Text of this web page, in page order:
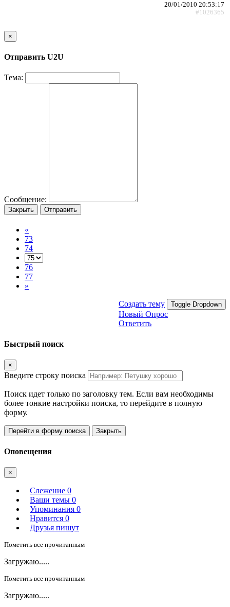
20/01/2010 20:53:17
#1026365
×
Отправить U2U
Тема:
Сообщение:
Закрыть Отправить
«
73
74
76
77
»
Создать тему Toggle Dropdown
Новый Опрос
Ответить
Быстрый поиск
×
Введите строку поиска
Поиск идет только по заголовку тем. Если вам необходимы
более тонкие настройки поиска, то перейдите в полную
форму.
Перейти в форму поиска Закрыть
Оповещения
×
Слежение 0
Ваши темы 0
Упоминания 0
Нравится 0
Друзья пишут
Пометить все прочитанным
Загружаю.....
Пометить все прочитанным
Загружаю.....